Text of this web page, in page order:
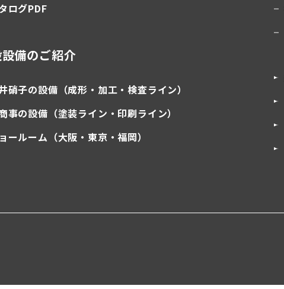
ログPDF
備のご紹介
硝子の設備（成形・加工・検査ライン）
事の設備（塗装ライン・印刷ライン）
ールーム（大阪・東京・福岡）